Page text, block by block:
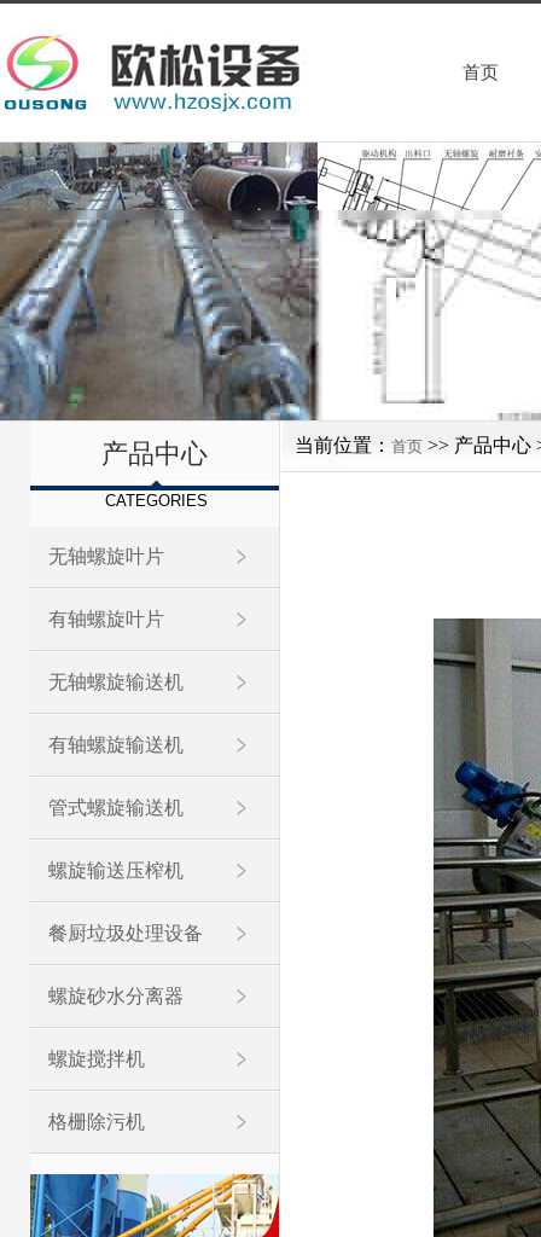
首页
产品中心
CATEGORIES
无轴螺旋叶片
有轴螺旋叶片
无轴螺旋输送机
有轴螺旋输送机
管式螺旋输送机
螺旋输送压榨机
餐厨垃圾处理设备
螺旋砂水分离器
螺旋搅拌机
格栅除污机
当前位置： 首页 >> 产品中心